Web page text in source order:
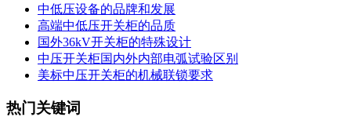
中低压设备的品牌和发展
高端中低压开关柜的品质
国外36kV开关柜的特殊设计
中压开关柜国内外内部电弧试验区别
美标中压开关柜的机械联锁要求
热门关键词